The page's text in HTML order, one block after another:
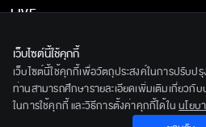
ข่าวประชาสัมพันธ์
LIVE
เกี่ยวกับเรา
BEC World
รู้จักเรา
ติดตามเราได้ที่
เว็บไซต์นี้ใช้คุกกี้
เว็บไซต์นี้ใช้คุกกี้เพื่อวัตถุประสงค์ในการปรับป
ท่านสามารถศึกษารายละเอียดเพิ่มเติมเกี่ยวกั
ในการใช้คุกกี้ และวิธีการตั้งค่าคุกกี้ได้ใน นโยบ